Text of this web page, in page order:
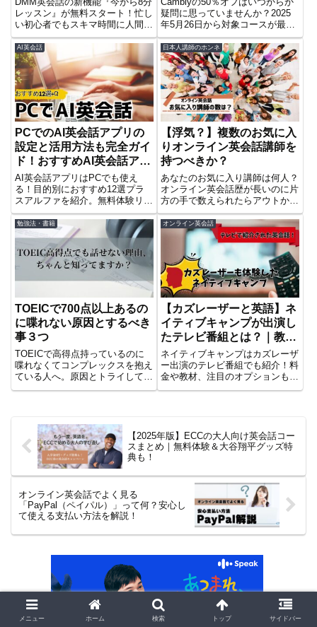
レッスン』が無料スタート！忙し
い初心者でもスキマ時間に人間講
師とオンラインで効率よく学べま
す。利用条件やメリットを詳しく
解説中！まったく話せない人もこ
こから始めてみてはいかがです
か？
疑問に思っていませんか？2025
年5月26日から対象コースが最大
半額！このチャンスをお見逃しな
く。
AI英会話
PCでのAI英会話アプリの
設定と活用方法も完全ガイ
ド！おすすめAI英会話アプ
リ12選＋α
AI英会話アプリはPCでも使え
る！目的別におすすめ12選プラ
スアルファを紹介。無料体験リン
ク付き。
日本人講師のホンネ
【浮気？】複数のお気に入
りオンライン英会話講師を
持つべきか？
あなたのお気に入り講師は何人？
オンライン英会話歴が長いのに片
方の手で数えられたらアウトか
も？この記事ではオンライン英会
話のお気に入り講師は複数人いる
べきか？その理由について解説し
ています。
勉強法・書籍
TOEICで700点以上あるの
に喋れない原因とするべき
事３つ
TOEICで高得点持っているのに
喋れなくてコンプレックスを抱え
ている人へ。原因とトライしてほ
しいこと３つをまとめてみまし
なりフリトは撃沈の元。正しい順
番を紹介しています。
オンライン英会話
【カズレーザーと英語】ネ
イティブキャンプが出演し
たテレビ番組とは？｜教え
て！アプリ先生 ほか
ネイティブキャンプはカズレーザ
ー出演のテレビ番組でも紹介！料
金や教材、注目のオプションも詳
しく解説。
【2025年版】ECCの大人向け英会話コー
スまとめ｜無料体験＆大谷翔平グッズ特
典も！
オンライン英会話でよく見る
「PayPal（ペイパル）」って何？安心し
て使える支払い方法を解説！
メニュー ホーム 検索 トップ サイドバー